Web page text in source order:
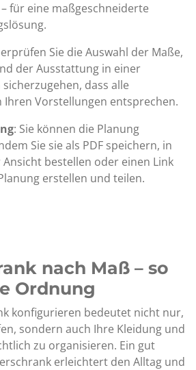
für eine maßgeschneiderte
Sie die Auswahl der Maße,
der Ausstattung in einer
dass alle
Ihren Vorstellungen entsprechen.
: Sie können die Planung
Sie sie als PDF speichern, in
Ansicht bestellen oder einen Link
erstellen und teilen.
nach Maß – so
Ordnung
konfigurieren bedeutet nicht nur,
sondern auch Ihre Kleidung und
zu organisieren. Ein gut
erleichtert den Alltag und